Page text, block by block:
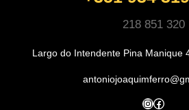
218 851 320
Largo do Intendente Pina Manique
InstagramFacebook